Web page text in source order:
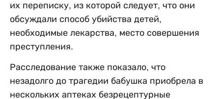
их переписку, из которой следует, что они
обсуждали способ убийства детей,
необходимые лекарства, место совершения
преступления.
Расследование также показало, что
незадолго до трагедии бабушка приобрела в
нескольких аптеках безрецептурные